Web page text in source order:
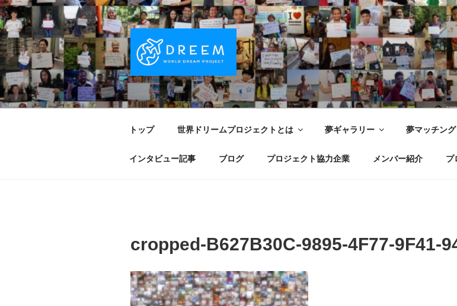
コ
ン
テ
ン
ツ
へ
ス
キ
DREEM | 世界ドリームプロジェ
PROJECT
夢をもつワクワクを世界中に！ Sparks of Joy with dreams for everyone.
トップ 世界ドリームプロジェクトとは 夢ギャラリー 夢マッチング
インタビュー記事 ブログ プロジェクト協力企業 メンバー紹介 プ
cropped-B627B30C-9895-4F77-9F41-